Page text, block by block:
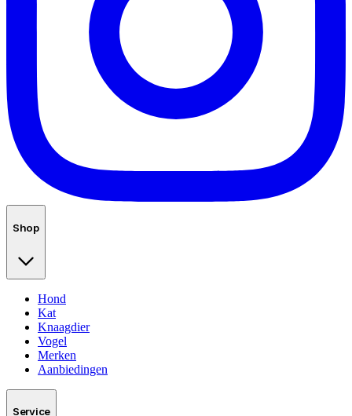
Shop
Hond
Kat
Knaagdier
Vogel
Merken
Aanbiedingen
Service